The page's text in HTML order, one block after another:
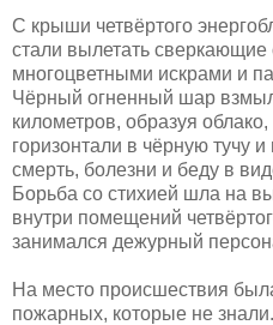
С крыши четвёртого
стали вылетать сверкающие
многоцветными искрами и
Чёрный огненный шар
километров, образуя
горизонтали в чёрную тучу
смерть, болезни и беду в
Борьба со стихией шла на
внутри помещений
занимался дежурный
На место происшествия
пожарных, которые не